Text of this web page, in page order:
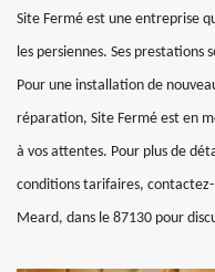
Site Fermé est une entreprise
les persiennes. Ses prestations
Pour une installation de
réparation, Site Fermé est en
à vos attentes. Pour plus de
conditions tarifaires, contactez-
Meard, dans le 87130 pour